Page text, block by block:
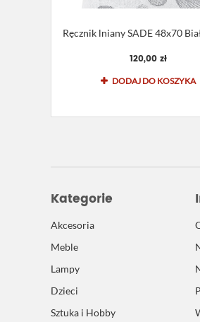
Ręcznik lniany SADE 48x70
120,00 zł
DODAJ DO KOSZYKA
Kategorie
Akcesoria
Meble
Lampy
Dzieci
Sztuka i Hobby